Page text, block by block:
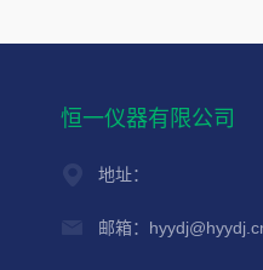
恒一仪器有限公司
地址：
邮箱：